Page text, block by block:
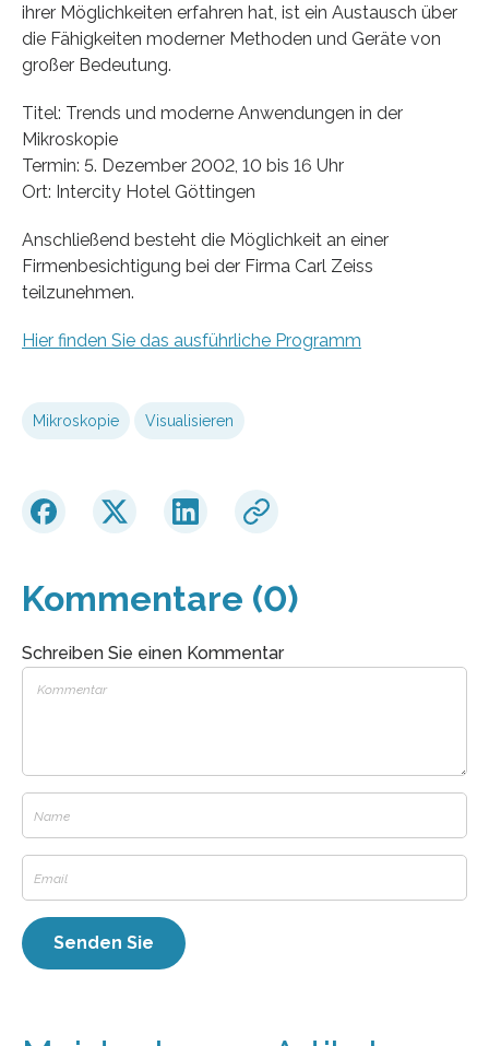
ihrer Möglichkeiten erfahren hat, ist ein Austausch über
die Fähigkeiten moderner Methoden und Geräte von
großer Bedeutung.
Titel: Trends und moderne Anwendungen in der
Mikroskopie
Termin: 5. Dezember 2002, 10 bis 16 Uhr
Ort: Intercity Hotel Göttingen
Anschließend besteht die Möglichkeit an einer
Firmenbesichtigung bei der Firma Carl Zeiss
teilzunehmen.
Hier finden Sie das ausführliche Programm
Mikroskopie Visualisieren
Kommentare (0)
Schreiben Sie einen Kommentar